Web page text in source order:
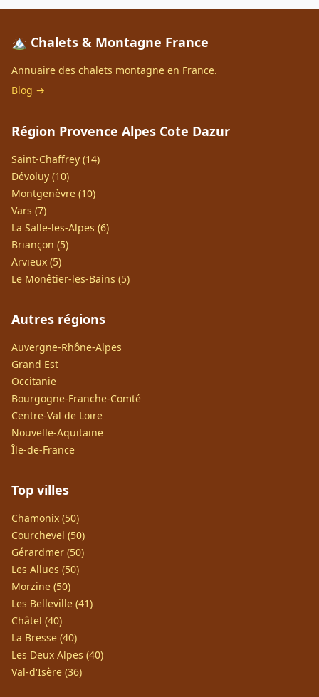
🏔️ Chalets & Montagne France
Annuaire des chalets montagne en France.
Blog →
Région Provence Alpes Cote Dazur
Saint-Chaffrey (14)
Dévoluy (10)
Montgenèvre (10)
Vars (7)
La Salle-les-Alpes (6)
Briançon (5)
Arvieux (5)
Le Monêtier-les-Bains (5)
Autres régions
Auvergne-Rhône-Alpes
Grand Est
Occitanie
Bourgogne-Franche-Comté
Centre-Val de Loire
Nouvelle-Aquitaine
Île-de-France
Top villes
Chamonix (50)
Courchevel (50)
Gérardmer (50)
Les Allues (50)
Morzine (50)
Les Belleville (41)
Châtel (40)
La Bresse (40)
Les Deux Alpes (40)
Val-d'Isère (36)